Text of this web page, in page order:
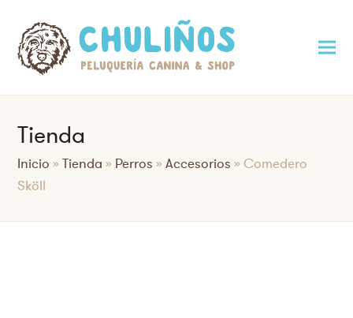
Tienda
Inicio »Tienda » Perros »Accesorios »Comedero
Sköll